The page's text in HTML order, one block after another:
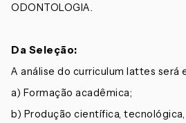
ODONTOLOGIA.
Da Seleção:
A análise do curriculum lattes será
a) Formação acadêmica;
b) Produção científica,